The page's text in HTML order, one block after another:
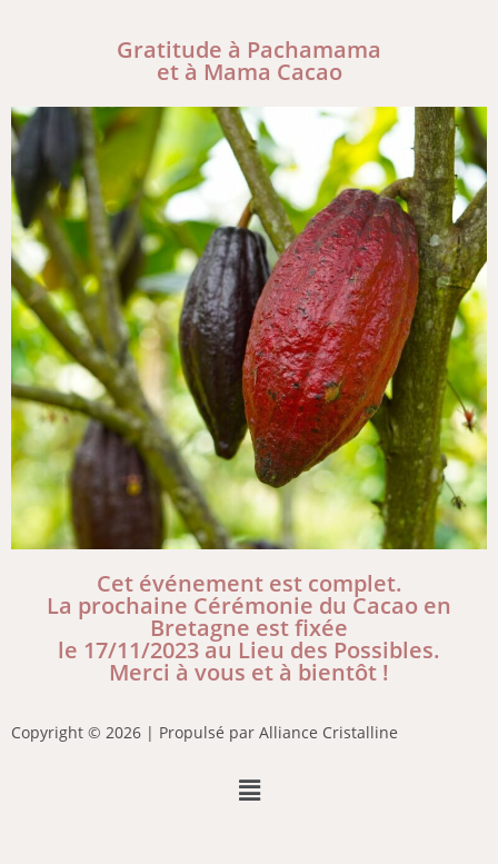
Gratitude à Pachamama
et à Mama Cacao
Cet événement est complet.
La prochaine Cérémonie du Cacao en
Bretagne est fixée
le 17/11/2023 au Lieu des Possibles.
Merci à vous et à bientôt !
Copyright © 2026 | Propulsé par Alliance Cristalline